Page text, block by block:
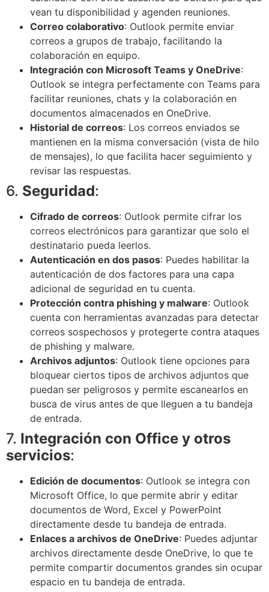
vean tu disponibilidad y agenden reuniones.
Correo colaborativo: Outlook permite enviar
correos a grupos de trabajo, facilitando la
colaboración en equipo.
Integración con Microsoft Teams y OneDrive:
Outlook se integra perfectamente con Teams para
facilitar reuniones, chats y la colaboración en
documentos almacenados en OneDrive.
Historial de correos: Los correos enviados se
mantienen en la misma conversación (vista de hilo
de mensajes), lo que facilita hacer seguimiento y
revisar las respuestas.
6. Seguridad:
Cifrado de correos: Outlook permite cifrar los
correos electrónicos para garantizar que solo el
destinatario pueda leerlos.
Autenticación en dos pasos: Puedes habilitar la
autenticación de dos factores para una capa
adicional de seguridad en tu cuenta.
Protección contra phishing y malware: Outlook
cuenta con herramientas avanzadas para detectar
correos sospechosos y protegerte contra ataques
de phishing y malware.
Archivos adjuntos: Outlook tiene opciones para
bloquear ciertos tipos de archivos adjuntos que
puedan ser peligrosos y permite escanearlos en
busca de virus antes de que lleguen a tu bandeja
de entrada.
7. Integración con Office y otros
servicios:
Edición de documentos: Outlook se integra con
Microsoft Office, lo que permite abrir y editar
documentos de Word, Excel y PowerPoint
directamente desde tu bandeja de entrada.
Enlaces a archivos de OneDrive: Puedes adjuntar
archivos directamente desde OneDrive, lo que te
permite compartir documentos grandes sin ocupar
espacio en tu bandeja de entrada.